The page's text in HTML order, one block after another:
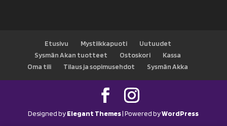
Etusivu Mystiikkapuoti
Uutuudet
Sysmän Akan tuotteet
Ostoskori
Kassa
Oma tili
Tilaus ja sopimusehdot Sysmän Akka
Designed byElegant Themes| Powered byWordPress